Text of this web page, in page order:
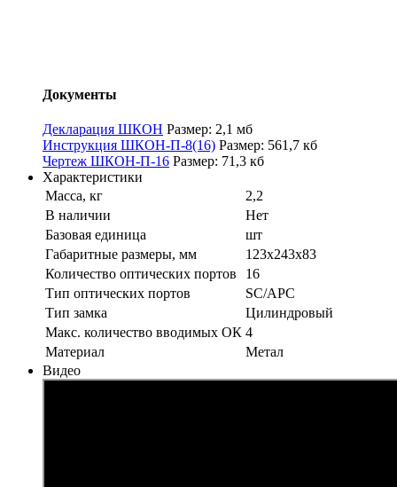
Документы
Декларация ШКОН Размер: 2,1 мб
Инструкция ШКОН-П-8(16) Размер: 561,7 кб
Чертеж ШКОН-П-16 Размер: 71,3 кб
Характеристики
Масса, кг
2,2
В наличии
Нет
Базовая единица
шт
Габаритные размеры, мм
123х243х83
Количество оптических портов
16
Тип оптических портов
SC/APC
Тип замка
Цилиндровый
Макс. количество вводимых ОК 4
Материал
Метал
Видео